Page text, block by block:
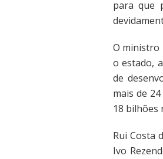
para que
O ministro
o estado,
de
mais de
18 bilhões
Rui Costa
Ivo